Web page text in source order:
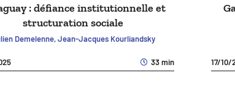
: défiance institutionnelle et
structuration sociale
Demelenne, Jean-Jacques Kourliandsky
33 min 17/10/